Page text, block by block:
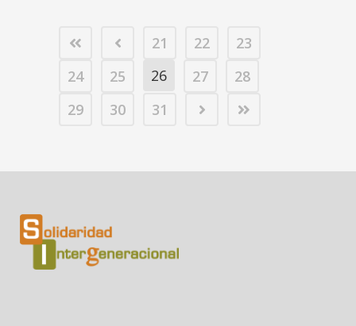
21 22
23
24
25 26 27
28
29
30 31